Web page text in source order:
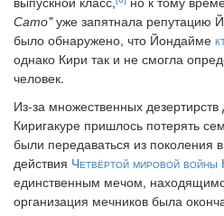
Сато"уже запятнала репутацию
было обнаружено, что Йондайме
однако Кири так и не смогла
человек.
Из-за множественных
Киригакуре пришлось потерять
были передаваться из поколения
действия Четвёртой мировой войны
единственным мечом,
организация мечников была